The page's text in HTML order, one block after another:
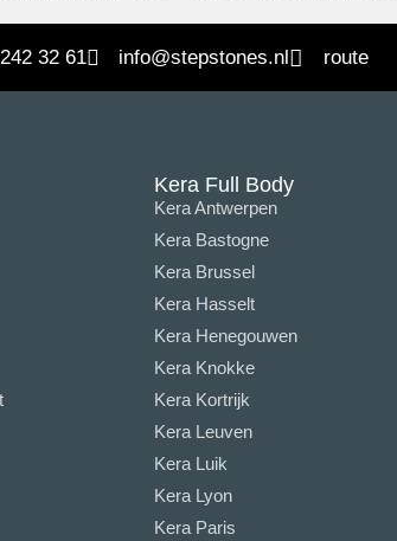
32 61 info@stepstones.nl route
Kera Full Body
Kera Antwerpen
Kera Bastogne
Kera Brussel
Kera Hasselt
Kera Henegouwen
Kera Knokke
Kera Kortrijk
Kera Leuven
Kera Luik
Kera Lyon
Kera Paris